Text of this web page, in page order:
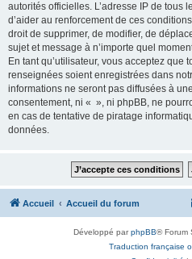
autorités officielles. L’adresse IP de tous
d’aider au renforcement de ces
droit de supprimer, de modifier, de
sujet et message à n’importe quel
En tant qu’utilisateur, vous acceptez
renseignées soient enregistrées dans
informations ne seront pas diffusées à
consentement, ni « », ni phpBB, ne
en cas de tentative de piratage
données.
Accueil Accueil du forum
Développé parphpBB® Forum
Traduction française